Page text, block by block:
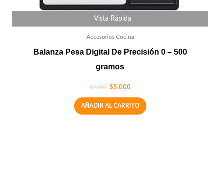
Vista Rápida
Accesorios Cocina
Balanza Pesa Digital De Precisión 0 – 500
gramos
$7.000 $5.000
AÑADIR AL CARRITO